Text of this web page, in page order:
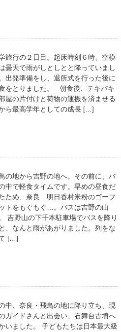
旅行の２日目。起床時刻６時、空模
曇天で雨がしとしとと降っていまし
出発準備をし、退所式を行った後に
をとりました。 朝食後、テキパキ
屋の片付けと荷物の運搬を済ませる
ら最高学年としての成長 […]
の地から吉野の地へ。その前に、バ
中で軽食タイムです。早めの昼食だ
ため、奈良 明日香村米粉のゴーフ
トをもぐもぐ…。バスは吉野の山
吉野山の下千本駐車場でバスを降り
、なんと雨があがりました。列をな
[…]
中、奈良・飛鳥の地に降り立ち、現
ガイドさんと出会い、石舞台古墳へ
いました。 子どもたちは日本最大級